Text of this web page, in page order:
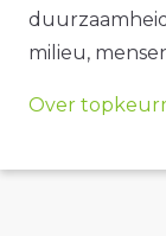
milieu,
Over